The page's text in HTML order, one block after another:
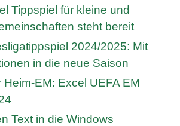
Tippspiel für kleine und
steht bereit
2024/2025: Mit
in die neue Saison
Heim-EM: Excel UEFA EM
Text in die Windows